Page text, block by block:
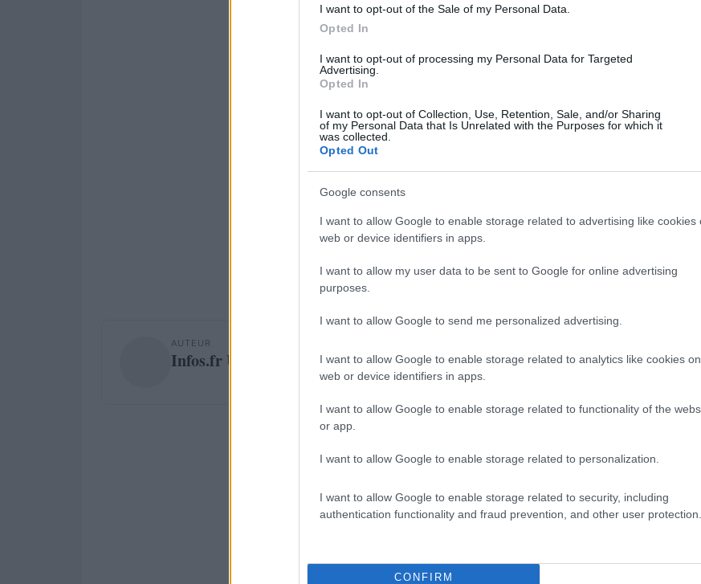
I want to opt-out of the Sale of my Personal Data.
Opted In
I want to opt-out of processing my Personal Data for Targeted
Advertising.
Opted In
I want to opt-out of Collection, Use, Retention, Sale, and/or Sharing
of my Personal Data that Is Unrelated with the Purposes for which it
was collected.
Opted Out
Google consents
I want to allow Google to enable storage related to advertising like cookies
web or device identifiers in apps.
I want to allow my user data to be sent to Google for online advertising
purposes.
I want to allow Google to send me personalized advertising.
I want to allow Google to enable storage related to analytics like cookies on
web or device identifiers in apps.
I want to allow Google to enable storage related to functionality of the
or app.
I want to allow Google to enable storage related to personalization.
I want to allow Google to enable storage related to security, including
authentication functionality and fraud prevention, and other user protection.
CONFIRM
AUTEUR
Infos.fr Unit